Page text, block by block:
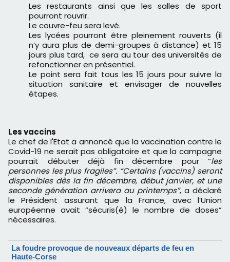
Les restaurants ainsi que les salles de sport
pourront rouvrir.
Le couvre-feu sera levé.
Les lycées pourront être pleinement rouverts (il
n’y aura plus de demi-groupes à distance) et 15
jours plus tard, ce sera au tour des universités de
refonctionner en présentiel.
Le point sera fait tous les 15 jours pour suivre la
situation sanitaire et envisager de nouvelles
étapes.
Les vaccins
Le chef de l'Etat a annoncé que la vaccination contre le
Covid-19 ne serait pas obligatoire et que la campagne
pourrait débuter déjà fin décembre pour “les
personnes les plus fragiles”. “Certains (vaccins) seront
disponibles dès la fin décembre, début janvier, et une
seconde génération arrivera au printemps”, a déclaré
le Président assurant que la France, avec l’Union
européenne avait “sécuris(é) le nombre de doses”
nécessaires.
La foudre provoque de nouveaux départs de feu en
Haute-Corse